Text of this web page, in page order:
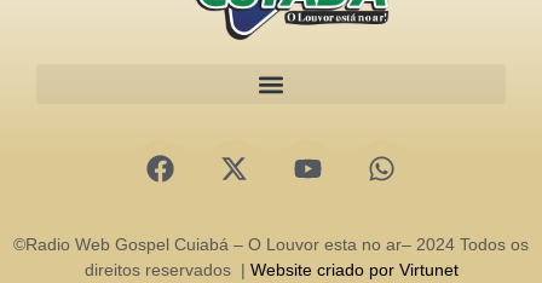
©Radio Web Gospel Cuiabá – O Louvor esta no ar– 2024 Todos os
direitos reservados | Website criado por Virtunet